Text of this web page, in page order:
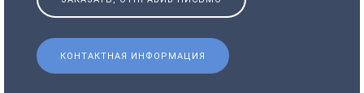
КОНТАКТНАЯ ИНФОРМАЦИЯ